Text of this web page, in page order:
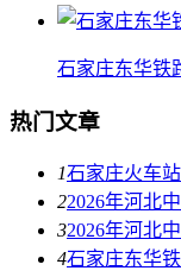
石家庄东华铁
热门文章
1石家庄火车
22026年河北
32026年河北
4石家庄东华